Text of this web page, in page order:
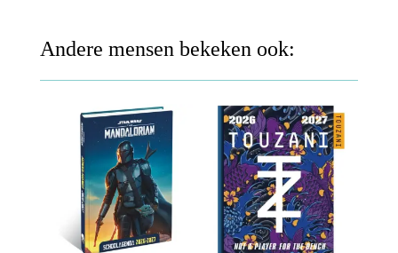
Andere mensen bekeken ook: